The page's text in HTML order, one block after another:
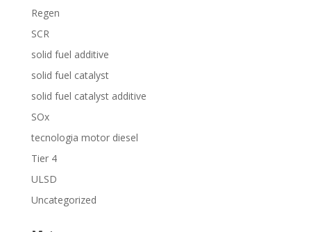
Regen
SCR
solid fuel additive
solid fuel catalyst
solid fuel catalyst additive
SOx
tecnologia motor diesel
Tier 4
ULSD
Uncategorized